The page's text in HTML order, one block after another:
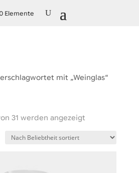
Elemente
mit „Weinglas“
31 werden angezeigtNach
sortiert